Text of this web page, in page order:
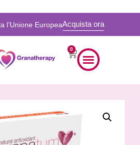
l’Unione EuropeaAcquista ora
0